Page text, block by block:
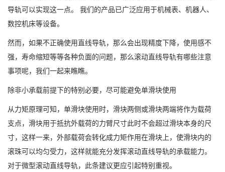
导轨可以实现这一点。 我们的产品已广泛应用于机械表、机器人、
数控机床等设备。
然而，如果不正确使用直线导轨，那么会出现精度下降，使用感不
强，寿命缩短等等各种负面的问题，那么滚动直线导轨有哪些注意
事项呢，我们一起来瞧瞧。
除非小承载前提下的特别必要，尽可能避免单滑块使用
从力矩原理可知，单滑块使用时，滑块两侧或滑块两端将作为载荷
支点，滑块用于抵抗外载荷的力臂尺寸此时不会超过滑块本身的尺
寸，这样一来，外部载荷会转化成力矩作用在滑块上，使滑块内的
滚珠可以均匀受力，这样就能充分发挥滚动直线导轨的承载能力。
对于微型滚动直线导轨，此条建议更应引起特别重视。